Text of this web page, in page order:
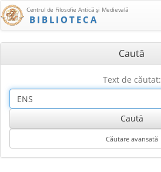
Centrul de Filosofie Antică şi Medievală
BIBLIOTECA
Caută
Text de căutat: